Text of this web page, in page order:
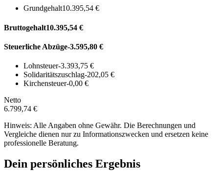
Grundgehalt10.395,54 €
Bruttogehalt10.395,54 €
Steuerliche Abzüge-3.595,80 €
Lohnsteuer-3.393,75 €
Solidaritätszuschlag-202,05 €
Kirchensteuer-0,00 €
Netto
6.799,74 €
Hinweis: Alle Angaben ohne Gewähr. Die Berechnungen und
Vergleiche dienen nur zu Informationszwecken und ersetzen keine
professionelle Beratung.
Dein persönliches Ergebnis